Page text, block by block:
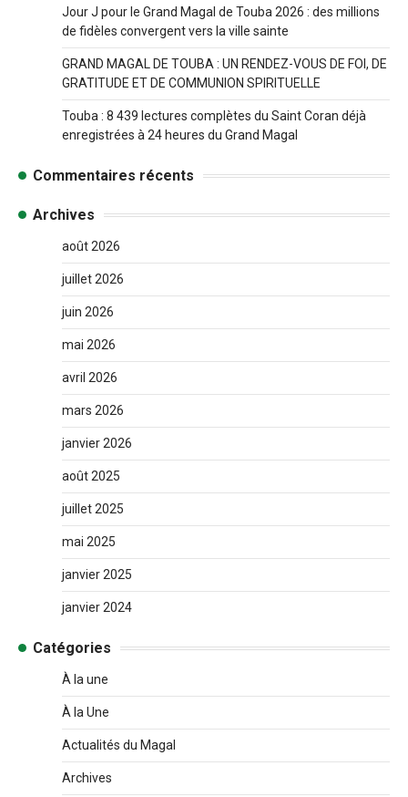
Jour J pour le Grand Magal de Touba 2026 : des millions
de fidèles convergent vers la ville sainte
GRAND MAGAL DE TOUBA : UN RENDEZ-VOUS DE FOI, DE
GRATITUDE ET DE COMMUNION SPIRITUELLE
Touba : 8 439 lectures complètes du Saint Coran déjà
enregistrées à 24 heures du Grand Magal
Commentaires récents
Archives
août 2026
juillet 2026
juin 2026
mai 2026
avril 2026
mars 2026
janvier 2026
août 2025
juillet 2025
mai 2025
janvier 2025
janvier 2024
Catégories
À la une
À la Une
Actualités du Magal
Archives